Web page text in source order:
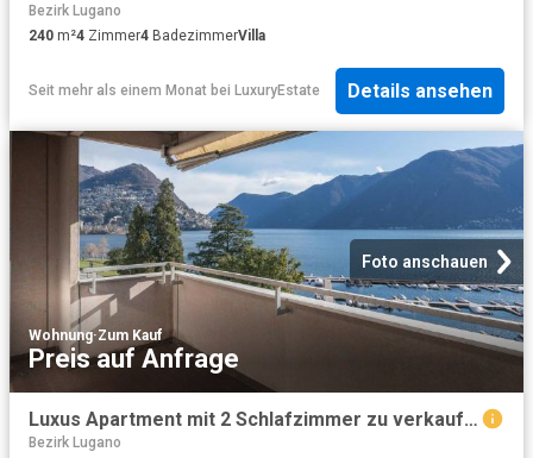
Bezirk Lugano
240 m²4 Zimmer4 BadezimmerVilla
Seit mehr als einem Monat bei LuxuryEstate Details ansehen
Foto anschauen
Wohnung·Zum Kauf
Preis auf Anfrage
Luxus Apartment mit 2 Schlafzimmer zu verkaufen in Riva Antonio Caccia, Lugano, Tessin
Bezirk Lugano